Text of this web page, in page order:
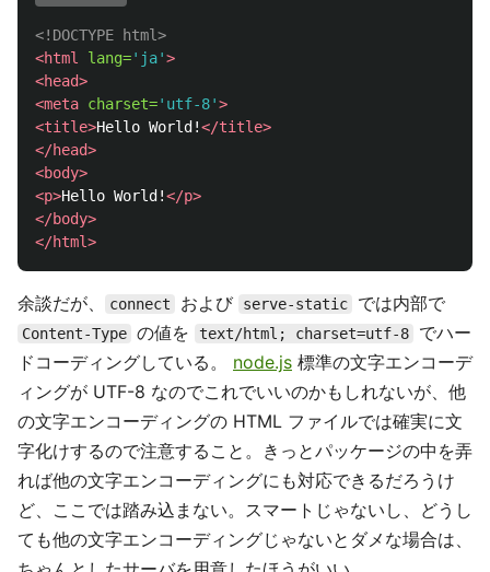
<!DOCTYPE html>
<html
lang='ja'>
<head>
<meta charset='utf-8'>
<title>Hello World!</title>
</head>
<body>
<p>Hello World!</p>
</body>
</html>
余談だが、 connect および serve-static では内部で
Content-Type の値を text/html; charset=utf-8
でハー
ドコーディングしている。 node.js 標準の文字エンコーデ
ィングが UTF-8 なのでこれでいいのかもしれないが、他
の文字エンコーディングの HTML ファイルでは確実に文
字化けするので注意すること。きっとパッケージの中を弄
れば他の文字エンコーディングにも対応できるだろうけ
ど、ここでは踏み込まない。スマートじゃないし、どうし
ても他の文字エンコーディングじゃないとダメな場合は、